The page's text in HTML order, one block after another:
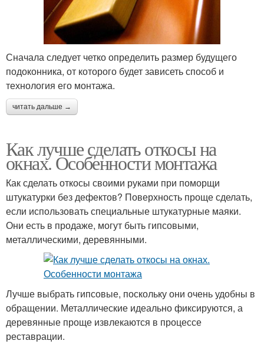
Сначала следует четко определить размер будущего
подоконника, от которого будет зависеть способ и
технология его монтажа.
читать дальше →
Как лучше сделать откосы на
окнах. Особенности монтажа
Как сделать откосы своими руками при поморщи
штукатурки без дефектов? Поверхность проще сделать,
если использовать специальные штукатурные маяки.
Они есть в продаже, могут быть гипсовыми,
металлическими, деревянными.
Лучше выбрать гипсовые, поскольку они очень удобны в
обращении. Металлические идеально фиксируются, а
деревянные проще извлекаются в процессе
реставрации.